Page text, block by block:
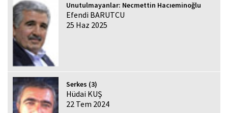
Unutulmayanlar: Necmettin Hacıeminoğlu
Efendi BARUTCU
25 Haz 2025
Serkes (3)
Hüdai KUŞ
22 Tem 2024